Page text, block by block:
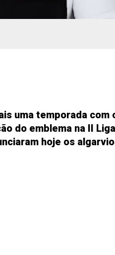
uma temporada com
do emblema na II
hoje os